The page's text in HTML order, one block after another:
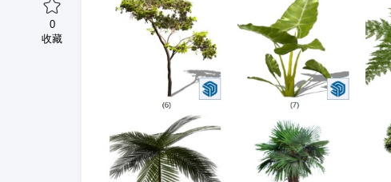
0
收藏